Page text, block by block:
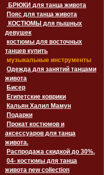
БРЮКИ для танца живота
Пояс для танца живота
девушек
костюмы для восточных
танцев купить
музыкальные инструменты
Одежда для занятий танцами
живота
Бисер
Египетские коврики
Кальян Халил Мамун
Подарки
Прокат костюмов и
аксессуаров для танца
живота.
Распродажа скидкой до 30%.
04- костюмы для танца
живота new collection